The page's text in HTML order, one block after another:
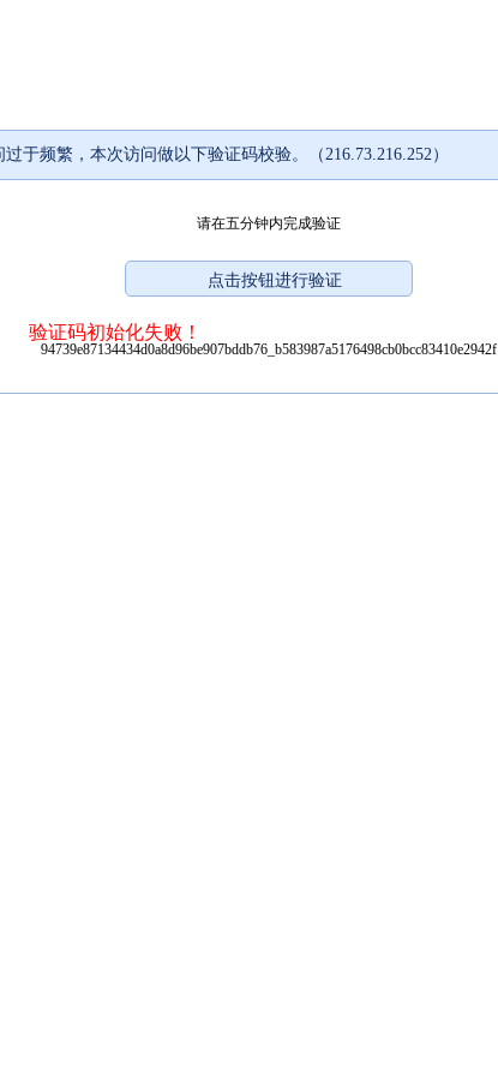
过于频繁，本次访问做以下验证码校验。（216.73.216.252）
请在五分钟内完成验证
验证码初始化失败！
94739e87134434d0a8d96be907bddb76_b583987a5176498cb0bcc83410e2942f